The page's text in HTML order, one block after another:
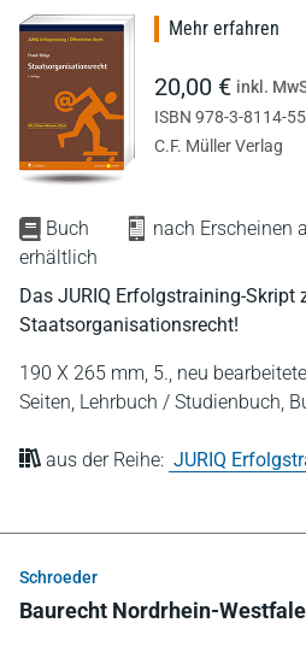
Buch
nach Erscheinen
erhältlich
Das JURIQ Erfolgstraining-Skript
Staatsorganisationsrecht!
190 X 265 mm, 5., neu
Seiten, Lehrbuch / Studienbuch,
aus der Reihe: JURIQ
Mehr erfahren
20,00 € inkl.
ISBN 978-3-8114-
C.F. Müller Verlag
Schroeder
Baurecht Nordrhein-